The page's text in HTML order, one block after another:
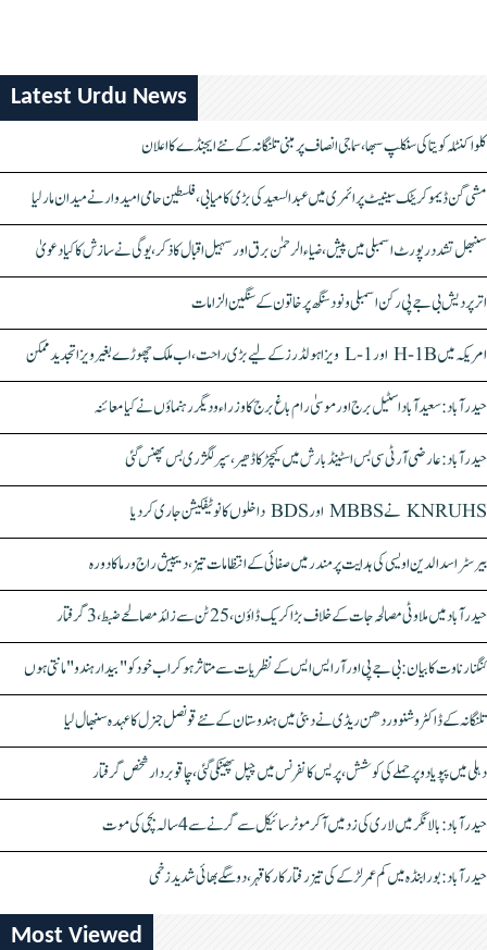
Latest Urdu News
کلواکنٹلہ کویتا کی سنکلپ سبھا، سماجی انصاف پر مبنی تلنگانہ کے نئے ایجنڈے کا اعلان
مشی گن ڈیموکریٹک سینیٹ پرائمری میں عبدالسعید کی بڑی کامیابی، فلسطین حامی امیدوار نے میدان مار لیا
سنبھل تشدد رپورٹ اسمبلی میں پیش، ضیاء الرحمٰن برق اور سہیل اقبال کا ذکر، یوگی نے سازش کا کیا دعویٰ
اتر پردیش بی جے پی رکن اسمبلی ونود سنگھ پر خاتون کے سنگین الزامات
امریکہ میں H-1B اور L-1 ویزا ہولڈرز کے لیے بڑی راحت، اب ملک چھوڑے بغیر ویزا تجدید ممکن
حیدرآباد: سعیدآباد اسٹیل برج اور موسیٰ رام باغ برج کا وزراء و دیگر رہنماؤں نے کیا معائنہ
حیدرآباد: عارضی آر ٹی سی بس اسٹینڈ بارش میں کیچڑ کا ڈھیر، سپر لگژری بس پھنس گئی
KNRUHS نے MBBS اور BDS داخلوں کا نوٹیفکیشن جاری کر دیا
بیرسٹر اسدالدین اویسی کی ہدایت پر مندر میں صفائی کے انتظامات تیز، دیپیش راج ورما کا دورہ
حیدرآباد میں ملاوٹی مصالحہ جات کے خلاف بڑا کریک ڈاؤن، 25 ٹن سے زائد مصالحے ضبط، 3 گرفتار
کنگنا رناوت کا بیان: بی جے پی اور آر ایس ایس کے نظریات سے متاثر ہو کر اب خود کو "بیدار ہندو" مانتی ہوں
تلنگانہ کے ڈاکٹر وشنو وردھن ریڈی نے دبئی میں ہندوستان کے نئے قونصل جنرل کا عہدہ سنبھال لیا
دہلی میں پپو یادو پر حملے کی کوشش، پریس کانفرنس میں چپل پھینکی گئی، چاقو بردار شخص گرفتار
حیدرآباد: بالا نگر میں لاری کی زد میں آکر موٹرسائیکل سے گرنے سے 4 سالہ بچی کی موت
حیدرآباد: بورابنڈہ میں کم عمر لڑکے کی تیز رفتار کار کا قہر، دو سگے بھائی شدید زخمی
Most Viewed